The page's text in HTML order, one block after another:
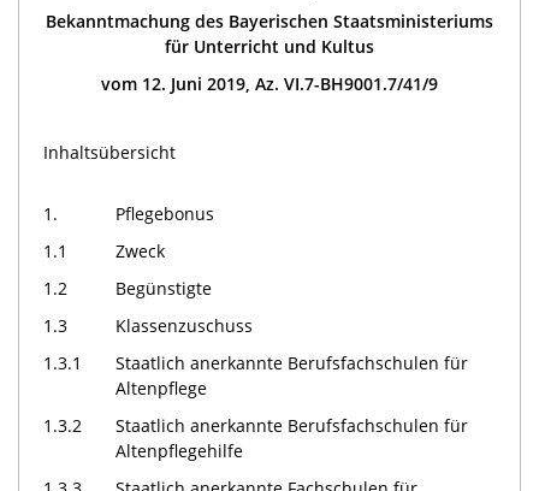
Bekanntmachung des Bayerischen Staatsministeriums
für Unterricht und Kultus
vom 12. Juni 2019, Az. VI.7-BH9001.7/41/9
Inhaltsübersicht
1.
Pflegebonus
1.1
Zweck
1.2
Begünstigte
1.3
Klassenzuschuss
1.3.1
Staatlich anerkannte Berufsfachschulen für
Altenpflege
1.3.2
Staatlich anerkannte Berufsfachschulen für
Altenpflegehilfe